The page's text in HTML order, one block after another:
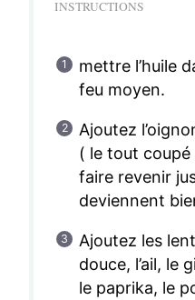
INSTRUCTIONS
mettre l’huile
feu moyen.
Ajoutez
( le tout
faire revenir
deviennent
Ajoutez les
douce, l’ail, le
le paprika, le